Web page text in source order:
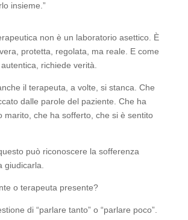
insieme.”
non è un laboratorio asettico. È
protetta, regolata, ma reale. E come
richiede verità.
il terapeuta, a volte, si stanca. Che
dalle parole del paziente. Che ha
marito, che ha sofferto, che si è sentito
può riconoscere la sofferenza
giudicarla.
o terapeuta presente?
di “parlare tanto” o “parlare poco”.